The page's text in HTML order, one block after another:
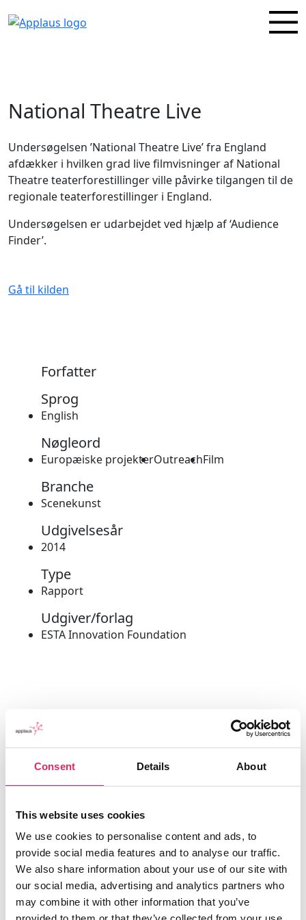
Consent Details About
This website uses cookies
We use cookies to personalise content and ads, to
provide social media features and to analyse our traffic.
We also share information about your use of our site with
our social media, advertising and analytics partners who
may combine it with other information that you’ve
National Theatre Live
Undersøgelsen ’National Theatre Live’ fra England
afdækker i hvilken grad live filmvisninger af National
Theatre teaterforestillinger ville påvirke tilgangen til de
regionale teaterforestillinger i England.
Undersøgelsen er udarbejdet ved hjælp af ‘Audience
Finder’.
Gå til kilden
Forfatter
Sprog
English
Nøgleord
Europæiske projekterOutreachFilm
Branche
Scenekunst
Udgivelsesår
2014
Type
Rapport
Udgiver/forlag
ESTA Innovation Foundation
Applaus leverer viden, værktøjer og
undervisning, der hjælper kulturinstitutioner
med at udvikle deres publikumsstrategi i